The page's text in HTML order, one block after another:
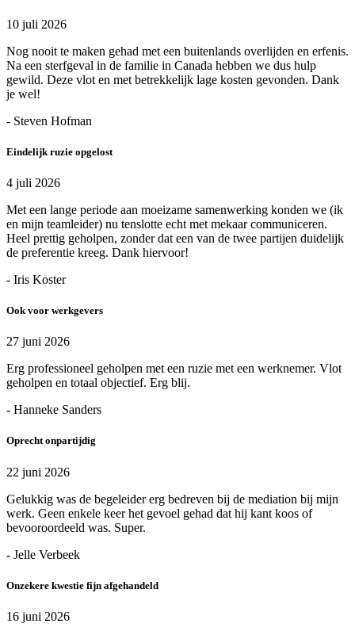
10 juli 2026
Nog nooit te maken gehad met een buitenlands overlijden en erfenis.
Na een sterfgeval in de familie in Canada hebben we dus hulp
gewild. Deze vlot en met betrekkelijk lage kosten gevonden. Dank
je wel!
- Steven Hofman
Eindelijk ruzie opgelost
4 juli 2026
Met een lange periode aan moeizame samenwerking konden we (ik
en mijn teamleider) nu tenslotte echt met mekaar communiceren.
Heel prettig geholpen, zonder dat een van de twee partijen duidelijk
de preferentie kreeg. Dank hiervoor!
- Iris Koster
Ook voor werkgevers
27 juni 2026
Erg professioneel geholpen met een ruzie met een werknemer. Vlot
geholpen en totaal objectief. Erg blij.
- Hanneke Sanders
Oprecht onpartijdig
22 juni 2026
Gelukkig was de begeleider erg bedreven bij de mediation bij mijn
werk. Geen enkele keer het gevoel gehad dat hij kant koos of
bevooroordeeld was. Super.
- Jelle Verbeek
Onzekere kwestie fijn afgehandeld
16 juni 2026